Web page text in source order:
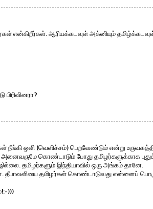
என்கிறீர்கள். ஆரியக்கடவுள் அக்னியும்
நீங்கி ஒளி (வெளிச்சம்) பெறவேண்டும் என்று
அனைவருமே கொண்டாடும் போது தமிழர்களுக்காக
தமிழர்களும் இந்தியாவில் ஒரு அங்கம் தானே.
தீபாவளியை தமிழர்கள் கொண்டாடுவது என்னைப்
)))